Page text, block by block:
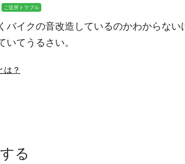
ご近所トラブル
バイクの音改造しているのかわからない
てうるさい。
は？
る